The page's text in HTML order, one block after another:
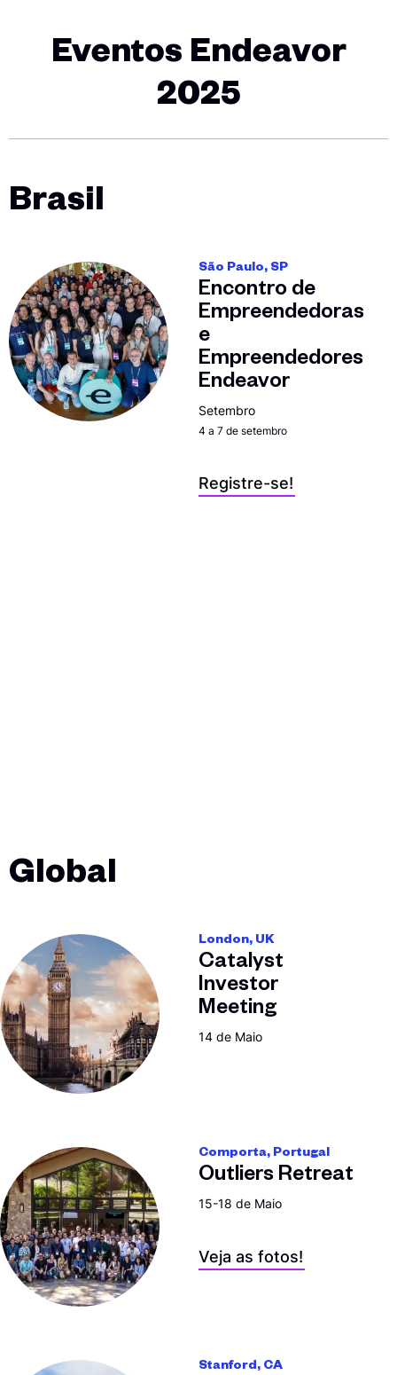
Eventos Endeavor
2025
Brasil
São Paulo, SP
Encontro de
Empreendedoras
e
Empreendedores
Endeavor
Setembro
4 a 7 de setembro
Registre-se!
Global
London, UK
Catalyst
Investor
Meeting
14 de Maio
Comporta, Portugal
Outliers Retreat
15-18 de Maio
Veja as fotos!
Stanford, CA